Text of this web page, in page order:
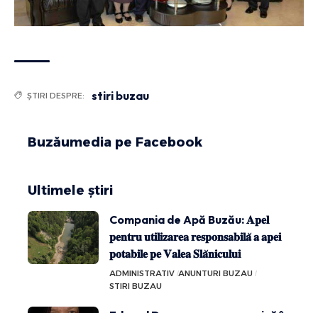
ȘTIRI DESPRE: stiri buzau
Buzăumedia pe Facebook
Ultimele știri
Compania de Apă Buzău: 𝐀𝐩𝐞𝐥
𝐩𝐞𝐧𝐭𝐫𝐮 𝐮𝐭𝐢𝐥𝐢𝐳𝐚𝐫𝐞𝐚 𝐫𝐞𝐬𝐩𝐨𝐧𝐬𝐚𝐛𝐢𝐥𝐚̆ 𝐚 𝐚𝐩𝐞𝐢
𝐩𝐨𝐭𝐚𝐛𝐢𝐥𝐞 𝐩𝐞 𝐕𝐚𝐥𝐞𝐚 𝐒𝐥𝐚̆𝐧𝐢𝐜𝐮𝐥𝐮𝐢
ADMINISTRATIV ANUNTURI BUZAU
STIRI BUZAU